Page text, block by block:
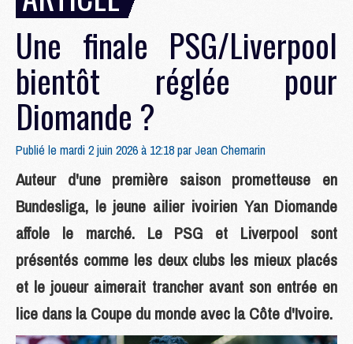
Une finale PSG/Liverpool
bientôt réglée pour
Diomande ?
Publié le mardi 2 juin 2026 à 12:18 parJean Chemarin
Auteur d'une première saison prometteuse en
Bundesliga, le jeune ailier ivoirien Yan Diomande
affole le marché. Le PSG et Liverpool sont
présentés comme les deux clubs les mieux placés
et le joueur aimerait trancher avant son entrée en
lice dans la Coupe du monde avec la Côte d'Ivoire.